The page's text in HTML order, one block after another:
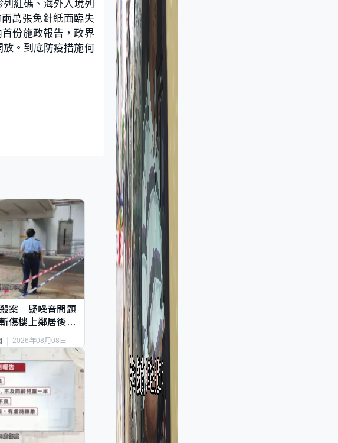
紅碼、海外入境列
萬張免針紙面臨失
份施政報告，政界
。到底防疫措施何
案 疑噪音問題
傷樓上鄰居後墮
2026年08月08日